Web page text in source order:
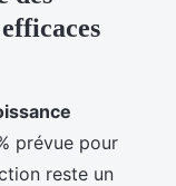
prévue pour
reste un